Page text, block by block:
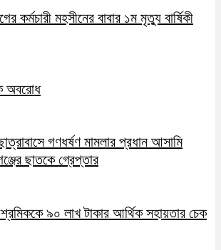
কর্মচারী মহসীনের বাবার ১ম মৃত্যু বার্ষিকী
অবরোধ
গণধর্ষণ মামলার প্রধান আসামি
ছাতকে গ্রেপ্তার
৯০ লাখ টাকার আর্থিক সহায়তার চেক